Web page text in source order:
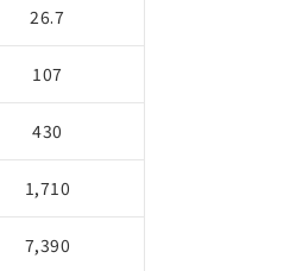
26.7
107
430
1,710
7,390